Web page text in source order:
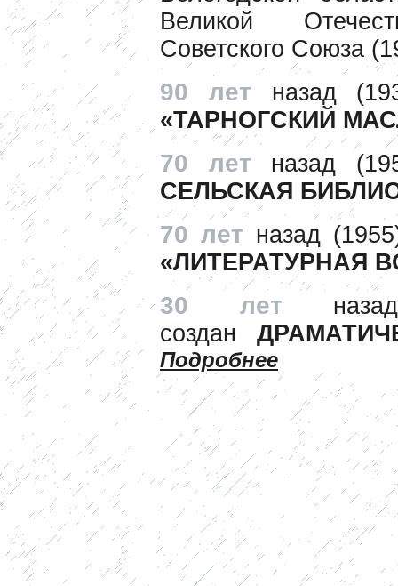
Великой
Советского Союза
90 лет назад
«ТАРНОГСКИЙ
70 лет назад
СЕЛЬСКАЯ
70 лет назад
«ЛИТЕРАТУРНАЯ
30 лет
создан
Подробнее